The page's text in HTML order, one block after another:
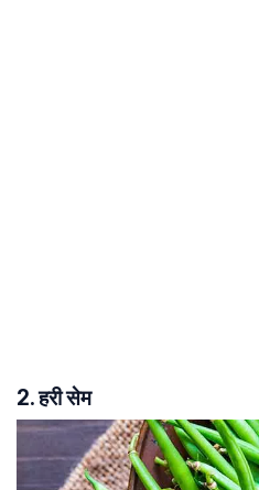
2. हरी सेम